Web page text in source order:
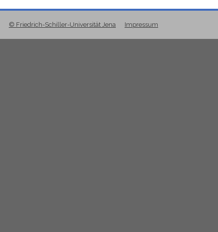
© Friedrich-Schiller-Universität Jena Impressum